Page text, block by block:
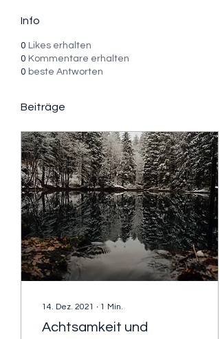
Info
0 Likes erhalten
0 Kommentare erhalten
0 beste Antworten
Beiträge
14. Dez. 2021 ∙ 1 Min.
Achtsamkeit und